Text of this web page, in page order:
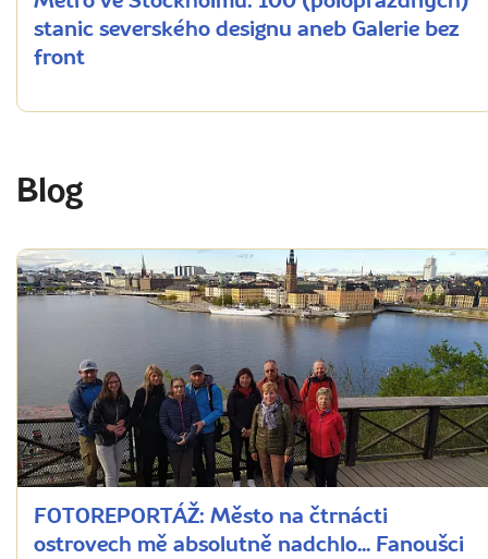
stanic severského designu aneb Galerie bez
front
Blog
FOTOREPORTÁŽ: Město na čtrnácti
ostrovech mě absolutně nadchlo... Fanoušci